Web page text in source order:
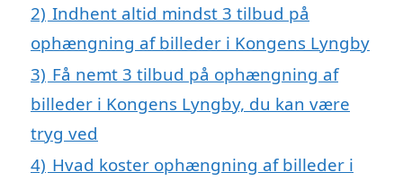
2) Indhent altid mindst 3 tilbud på
ophængning af billeder i Kongens Lyngby
3) Få nemt 3 tilbud på ophængning af
billeder i Kongens Lyngby, du kan være
tryg ved
4) Hvad koster ophængning af billeder i